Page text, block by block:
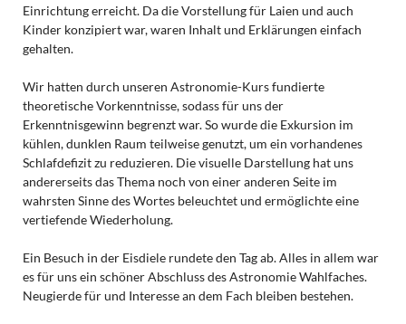
Einrichtung erreicht. Da die Vorstellung für Laien und auch
Kinder konzipiert war, waren Inhalt und Erklärungen einfach
gehalten.
Wir hatten durch unseren Astronomie-Kurs fundierte
theoretische Vorkenntnisse, sodass für uns der
Erkenntnisgewinn begrenzt war. So wurde die Exkursion im
kühlen, dunklen Raum teilweise genutzt, um ein vorhandenes
Schlafdefizit zu reduzieren. Die visuelle Darstellung hat uns
andererseits das Thema noch von einer anderen Seite im
wahrsten Sinne des Wortes beleuchtet und ermöglichte eine
vertiefende Wiederholung.
Ein Besuch in der Eisdiele rundete den Tag ab. Alles in allem war
es für uns ein schöner Abschluss des Astronomie Wahlfaches.
Neugierde für und Interesse an dem Fach bleiben bestehen.